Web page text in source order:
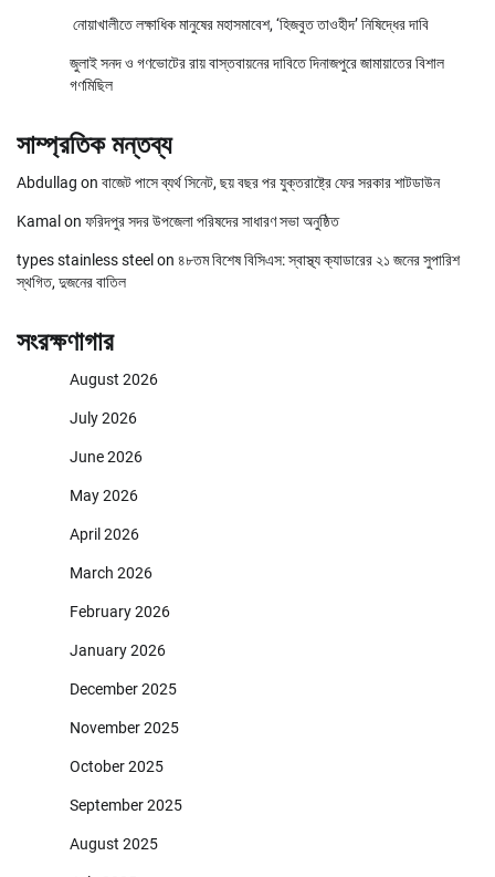
নোয়াখালীতে লক্ষাধিক মানুষের মহাসমাবেশ, ‘হিজবুত তাওহীদ’ নিষিদ্ধের দাবি
জুলাই সনদ ও গণভোটের রায় বাস্তবায়নের দাবিতে দিনাজপুরে জামায়াতের বিশাল
গণমিছিল
সাম্প্রতিক মন্তব্য
Abdullag on বাজেট পাসে ব্যর্থ সিনেট, ছয় বছর পর যুক্তরাষ্ট্রে ফের সরকার শাটডাউন
Kamal on ফরিদপুর সদর উপজেলা পরিষদের সাধারণ সভা অনুষ্ঠিত
types stainless steel on ৪৮তম বিশেষ বিসিএস: স্বাস্থ্য ক্যাডারের ২১ জনের সুপারিশ
স্থগিত, দুজনের বাতিল
সংরক্ষণাগার
August 2026
July 2026
June 2026
May 2026
April 2026
March 2026
February 2026
January 2026
December 2025
November 2025
October 2025
September 2025
August 2025